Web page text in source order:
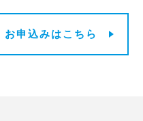
申込みはこちら